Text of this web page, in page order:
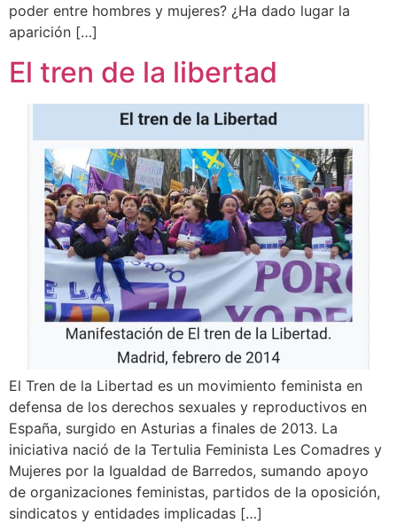
poder entre hombres y mujeres? ¿Ha dado lugar la
aparición […]
El tren de la libertad
El Tren de la Libertad es un movimiento feminista en
defensa de los derechos sexuales y reproductivos en
España, surgido en Asturias a finales de 2013. La
iniciativa nació de la Tertulia Feminista Les Comadres y
Mujeres por la Igualdad de Barredos, sumando apoyo
de organizaciones feministas, partidos de la oposición,
sindicatos y entidades implicadas […]